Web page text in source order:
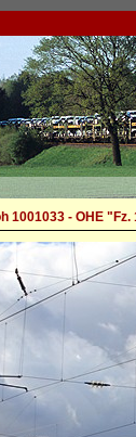
1001033 - OHE "Fz.